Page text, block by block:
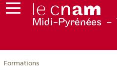
Formations